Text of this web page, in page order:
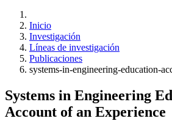
Inicio
Investigación
Líneas de investigación
Publicaciones
systems-in-engineering-education-
Systems in Engineering
Account of an Experience